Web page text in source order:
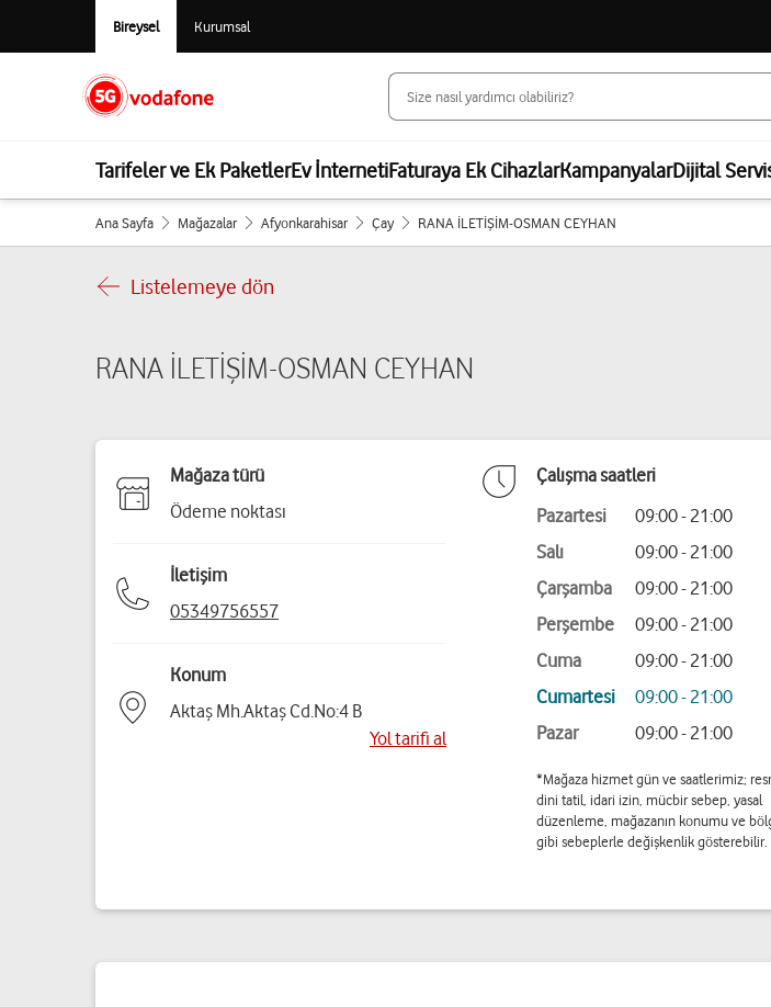
Bireysel Kurumsal
Tarifeler ve Ek PaketlerEv İnternetiFaturaya Ek CihazlarKampanyalarDijital
Ana Sayfa Mağazalar Afyonkarahisar Çay RANA İLETİŞİM-OSMAN CEYHAN
Listelemeye dön
RANA İLETİŞİM-OSMAN CEYHAN
Mağaza türü
Ödeme noktası
İletişim
05349756557
Konum
Aktaş Mh.Aktaş Cd.No:4 B
Yol tarifi al
Çalışma saatleri
Pazartesi
09:00 - 21:00
Salı
09:00 - 21:00
Çarşamba
09:00 - 21:00
Perşembe
09:00 - 21:00
Cuma
09:00 - 21:00
Cumartesi
09:00 - 21:00
Pazar
09:00 - 21:00
*Mağaza hizmet gün ve saatlerimiz;
dini tatil, idari izin, mücbir sebep, yasal
düzenleme, mağazanın konumu ve
gibi sebeplerle değişkenlik gösterebilir.